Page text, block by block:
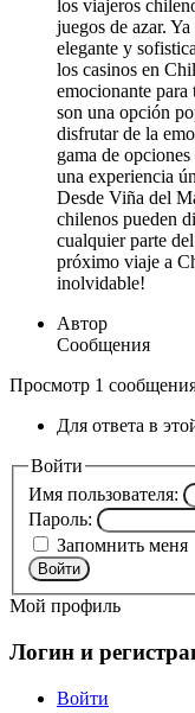
los viajeros
juegos de azar.
elegante y
los casinos en
emocionante para
son una opción
disfrutar de la
gama de
una experiencia
Desde Viña del
chilenos pueden
cualquier parte
próximo viaje a
inolvidable!
Автор
Сообщения
Просмотр 1
Для ответа в
Войти
Имя пользователя:
Пароль:
Запомнить меня
Войти
Мой профиль
Логин и
Войти